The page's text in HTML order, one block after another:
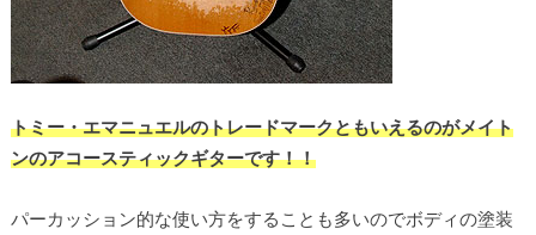
トミー・エマニュエルのトレードマークともいえるのがメイト
ンのアコースティックギターです！！
パーカッション的な使い方をすることも多いのでボディの塗装